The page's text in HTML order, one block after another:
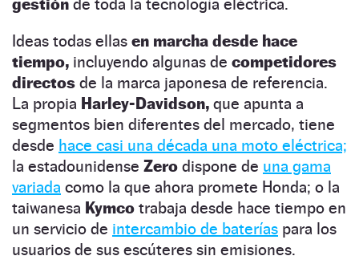
gestión de toda la tecnología eléctrica.
Ideas todas ellas en marcha desde hace
tiempo, incluyendo algunas de competidores
directos de la marca japonesa de referencia.
La propia Harley-Davidson, que apunta a
segmentos bien diferentes del mercado, tiene
desde hace casi una década una moto eléctrica;
la estadounidense Zero dispone de una gama
variada como la que ahora promete Honda; o la
taiwanesa Kymco trabaja desde hace tiempo en
un servicio de intercambio de baterías para los
usuarios de sus escúteres sin emisiones.